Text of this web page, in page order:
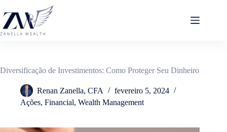
para
conteúdo
Diversificação de Investimentos: Como Proteger Seu Dinheiro
Renan Zanella, CFA
fevereiro 5, 2024
Ações, Financial, Wealth Management